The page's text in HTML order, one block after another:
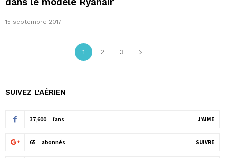
15 septembre 2017
1 2 3
SUIVEZ L'AÉRIEN
37,600 fans J'AIME
65 abonnés SUIVRE